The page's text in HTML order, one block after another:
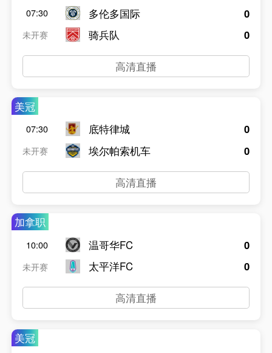
07:30
未开赛
多伦多国际
骑兵队
0
0
高清直播
美冠
07:30
未开赛
底特律城
埃尔帕索机车
0
0
高清直播
加拿职
10:00
未开赛
温哥华FC
太平洋FC
0
0
高清直播
美冠